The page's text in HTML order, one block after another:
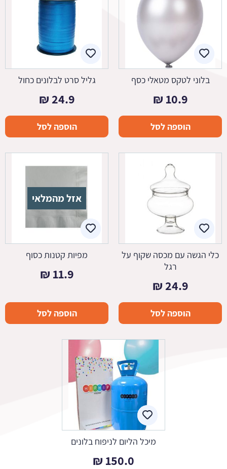
בלוני לטקס מטאלי כסף
10.9
₪
הוספה לסל
גליל סרט לבלונים כחול
24.9
₪
הוספה לסל
כלי הגשה עם מכסה שקוף על
רגל
24.9
₪
הוספה לסל
אזל מהמלאי
מפיות קטנות כסוף
11.9
₪
הוספה לסל
מיכל הליום לניפוח בלונים
150.0
₪